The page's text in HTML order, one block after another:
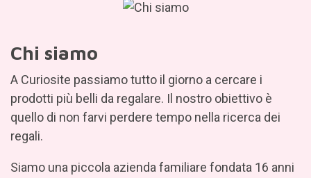
Chi siamo
A Curiosite passiamo tutto il giorno a cercare i
prodotti più belli da regalare. Il nostro obiettivo è
quello di non farvi perdere tempo nella ricerca dei
regali.
Siamo una piccola azienda familiare fondata 16 anni